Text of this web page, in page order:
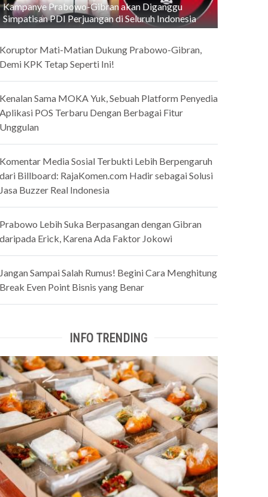
Kampanye Prabowo-Gibran akan Diganggu
Simpatisan PDI Perjuangan di Seluruh Indonesia
Mati-Matian Dukung Prabowo-Gibran,
KPK Tetap Seperti Ini!
Sama MOKA Yuk, Sebuah Platform Penyedia
POS Terbaru Dengan Berbagai Fitur
Media Sosial Terbukti Lebih Berpengaruh
Billboard: RajaKomen.com Hadir sebagai Solusi
Buzzer Real Indonesia
Lebih Suka Berpasangan dengan Gibran
Erick, Karena Ada Faktor Jokowi
Sampai Salah Rumus! Begini Cara Menghitung
Even Point Bisnis yang Benar
INFO TRENDING